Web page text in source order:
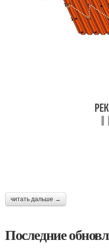
читать дальше →
Последние